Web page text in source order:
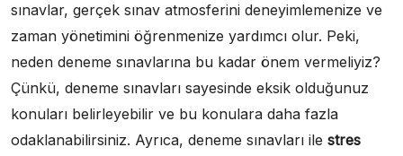
sınavlar, gerçek sınav atmosferini deneyimlemenize ve
zaman yönetimini öğrenmenize yardımcı olur. Peki,
neden deneme sınavlarına bu kadar önem vermeliyiz?
Çünkü, deneme sınavları sayesinde eksik olduğunuz
konuları belirleyebilir ve bu konulara daha fazla
odaklanabilirsiniz. Ayrıca, deneme sınavları ile stres